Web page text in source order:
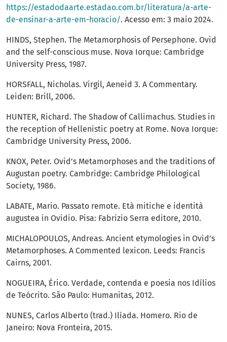
https://estadodaarte.estadao.com.br/literatura/a-arte-
de-ensinar-a-arte-em-horacio/. Acesso em: 3 maio 2024.
HINDS, Stephen. The Metamorphosis of Persephone. Ovid
and the self-conscious muse. Nova Iorque: Cambridge
University Press, 1987.
HORSFALL, Nicholas. Virgil, Aeneid 3. A Commentary.
Leiden: Brill, 2006.
HUNTER, Richard. The Shadow of Callimachus. Studies in
the reception of Hellenistic poetry at Rome. Nova Iorque:
Cambridge University Press, 2006.
KNOX, Peter. Ovid’s Metamorphoses and the traditions of
Augustan poetry. Cambridge: Cambridge Philological
Society, 1986.
LABATE, Mario. Passato remote. Età mitiche e identità
augustea in Ovidio. Pisa: Fabrizio Serra editore, 2010.
MICHALOPOULOS, Andreas. Ancient etymologies in Ovid’s
Metamorphoses. A Commented lexicon. Leeds: Francis
Cairns, 2001.
NOGUEIRA, Érico. Verdade, contenda e poesia nos Idílios
de Teócrito. São Paulo: Humanitas, 2012.
NUNES, Carlos Alberto (trad.) Ilíada. Homero. Rio de
Janeiro: Nova Fronteira, 2015.